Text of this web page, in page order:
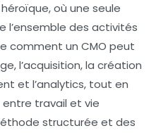
où une seule
l’ensemble des activités
comment un CMO peut
l’acquisition, la création
et l’analytics, tout en
travail et vie
structurée et des